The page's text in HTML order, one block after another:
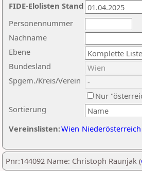
Nachname
Ebene
Sortierung
Personennummer
Bundesland
Spgem./Kreis/Verein
Nur
Vereinslisten:Wien Niederösterreich
FIDE-Elolisten Stand
Pnr:144092 Name: Christoph Raunjak (